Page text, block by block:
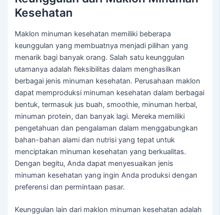
Kesehatan
Maklon minuman kesehatan memiliki beberapa
keunggulan yang membuatnya menjadi pilihan yang
menarik bagi banyak orang. Salah satu keunggulan
utamanya adalah fleksibilitas dalam menghasilkan
berbagai jenis minuman kesehatan. Perusahaan maklon
dapat memproduksi minuman kesehatan dalam berbagai
bentuk, termasuk jus buah, smoothie, minuman herbal,
minuman protein, dan banyak lagi. Mereka memiliki
pengetahuan dan pengalaman dalam menggabungkan
bahan-bahan alami dan nutrisi yang tepat untuk
menciptakan minuman kesehatan yang berkualitas.
Dengan begitu, Anda dapat menyesuaikan jenis
minuman kesehatan yang ingin Anda produksi dengan
preferensi dan permintaan pasar.
Keunggulan lain dari maklon minuman kesehatan adalah